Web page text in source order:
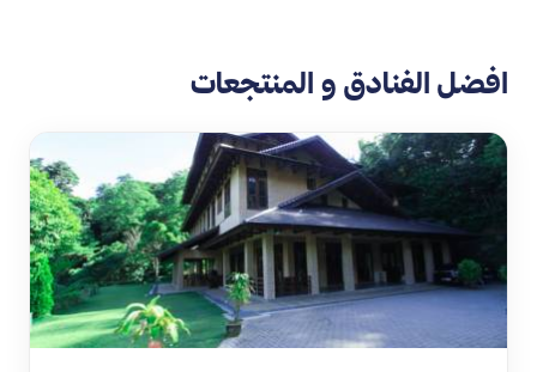
افضل الفنادق و المنتجعات